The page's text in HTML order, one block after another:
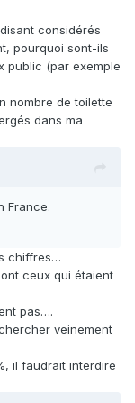
considérés
pourquoi sont-ils
public (par exemple
nombre de toilette
dans ma
France.
chiffres…
ceux qui étaient
pas….
veinement
il faudrait interdire